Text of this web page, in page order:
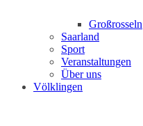
Großrosseln
Saarland
Sport
Veranstaltungen
Über uns
Völklingen